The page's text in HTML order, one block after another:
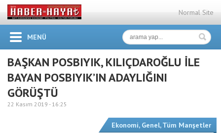
Normal Site
MENÜ
BAŞKAN POSBIYIK, KILIÇDAROĞLU İLE
BAYAN POSBIYIK’IN ADAYLIĞINI
GÖRÜŞTÜ
22 Kasım 2019 - 16:25
Ekonomi, Genel,Tüm Manşetler